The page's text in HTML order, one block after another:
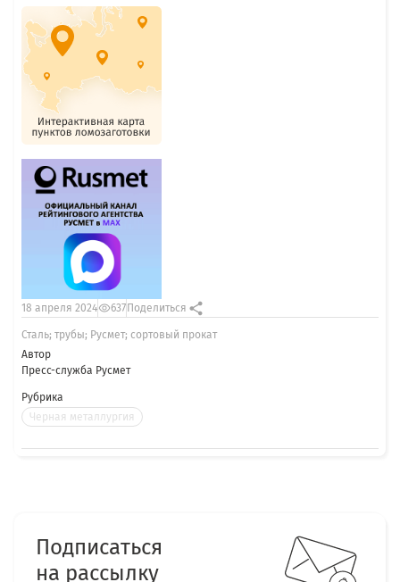
Автор
Пресс-служба Русмет
Рубрика
Черная металлургия
18 апреля 2024 637 Поделиться
Сталь; трубы; Русмет; сортовый прокат
Подписаться
на рассылку